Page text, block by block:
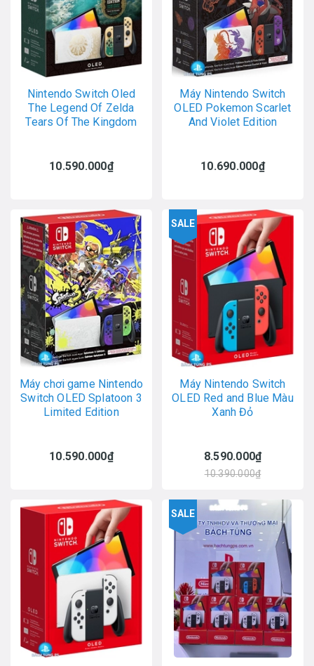
Nintendo Switch Oled
The Legend Of Zelda
Tears Of The Kingdom
10.590.000₫
Máy Nintendo Switch
OLED Pokemon Scarlet
And Violet Edition
10.690.000₫
Máy chơi game Nintendo
Switch OLED Splatoon 3
Limited Edition
10.590.000₫
SALE
Máy Nintendo Switch
OLED Red and Blue Màu
Xanh Đỏ
8.590.000₫
10.390.000₫
SALE